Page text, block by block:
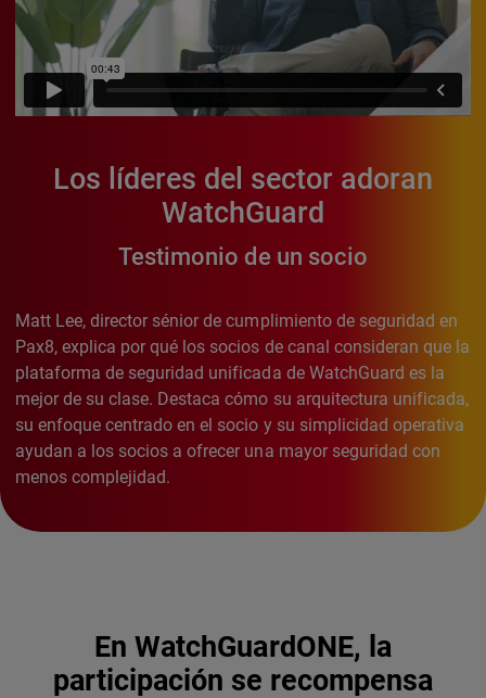
Los líderes del sector adoran
WatchGuard
Testimonio de un socio
Matt Lee, director sénior de cumplimiento de seguridad en
Pax8, explica por qué los socios de canal consideran que la
plataforma de seguridad unificada de WatchGuard es la
mejor de su clase. Destaca cómo su arquitectura unificada,
su enfoque centrado en el socio y su simplicidad operativa
ayudan a los socios a ofrecer una mayor seguridad con
menos complejidad.
En WatchGuardONE, la
participación se recompensa